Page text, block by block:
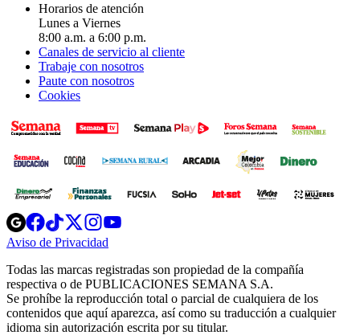
Horarios de atención
Lunes a Viernes
8:00 a.m. a 6:00 p.m.
Canales de servicio al cliente
Trabaje con nosotros
Paute con nosotros
Cookies
Opens
in
new
Opens
in
new
Opens
in
new
window
Opens
new
windowwindow
Aviso de Privacidad
new
window
Todas las marcas registradas son propiedad de la compañía
respectiva o de PUBLICACIONES SEMANA S.A.
Se prohíbe la reproducción total o parcial de cualquiera de los
contenidos que aquí aparezca, así como su traducción a cualquier
idioma sin autorización escrita por su titular.